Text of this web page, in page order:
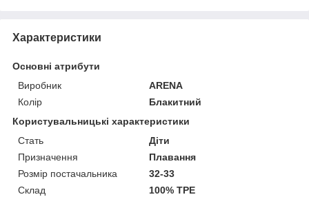
Характеристики
Основні атрибути
Виробник
ARENA
Колір
Блакитний
Користувальницькі характеристики
Стать
Діти
Призначення
Плавання
Розмір постачальника
32-33
Склад
100% ТРЕ